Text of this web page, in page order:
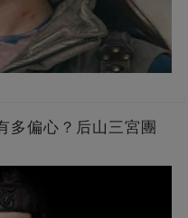
多偏心？后山三宮團